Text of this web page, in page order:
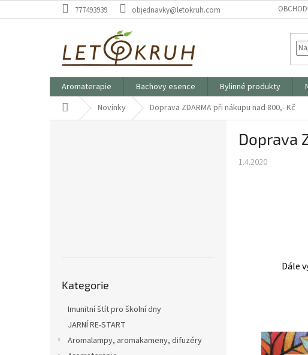
na
777493939 objednavky@letokruh.com
Aromaterapie Bachovy esence Bylinné produkty
Domů Novinky Doprava ZDARMA při nákupu nad 800,- Kč
kategorie
Kategorie
Imunitní štít pro školní dny
JARNÍ RE-START
Aromalampy, aromakameny, difuzéry
Doprava
1.4.2020
Dále